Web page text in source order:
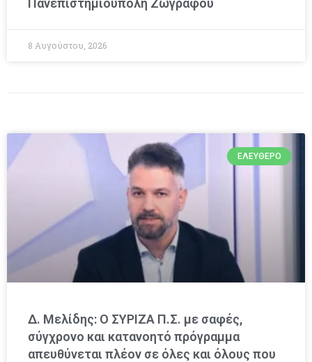
8 Αυγούστου, 2026
ΕΛΕΎΘΕΡΟ
Δ. Μελίδης: Ο ΣΥΡΙΖΑ Π.Σ. με σαφές,
σύγχρονο και κατανοητό πρόγραμμα
απευθύνεται πλέον σε όλες και όλους που